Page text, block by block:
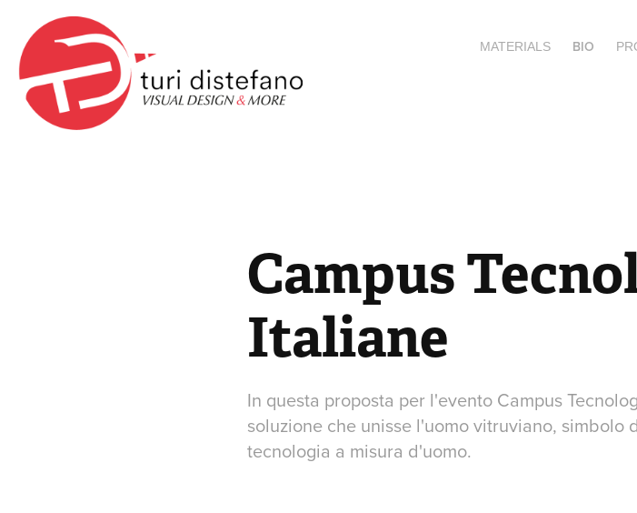
MATERIALS BIO
Campus
Italiane
In questa proposta per l'evento Campus
soluzione che unisse l'uomo vitruviano,
tecnologia a misura d'uomo.